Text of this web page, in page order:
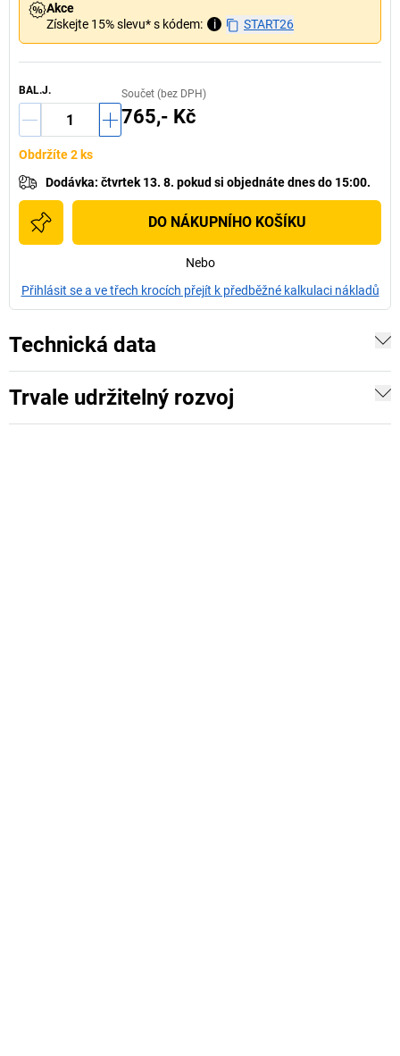
Akce
Získejte 15% slevu* s kódem:
i START26
BAL.J. Součet (bez DPH)
765,- Kč
Obdržíte 2 ks
Dodávka: čtvrtek 13. 8. pokud si objednáte dnes do 15:00.
DO NÁKUPNÍHO KOŠÍKU
Nebo
Přihlásit se a ve třech krocích přejít k předběžné kalkulaci nákladů
Technická data
Trvale udržitelný rozvoj